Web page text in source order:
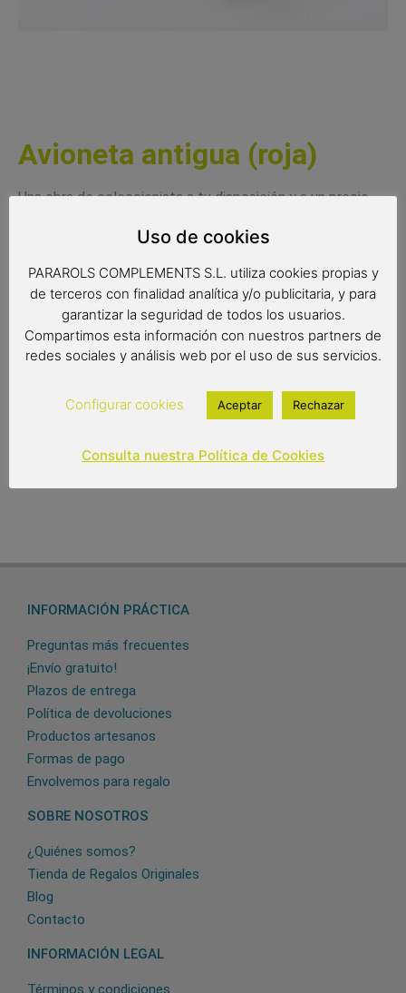
Avioneta antigua (roja)
Una obra de coleccionista a tu disposición y a un precio
estas fantásticas avionetas.
Disponible en tres colores diferentes.
Medidas:
17x16x8 cms
8,00€
INFORMACIÓN PRÁCTICA
Preguntas más frecuentes
¡Envío gratuito!
Plazos de entrega
Política de devoluciones
Productos artesanos
Formas de pago
Envolvemos para regalo
SOBRE NOSOTROS
¿Quiénes somos?
Tienda de Regalos Originales
Blog
Contacto
INFORMACIÓN LEGAL
Términos y condiciones
Uso de cookies
PARAROLS COMPLEMENTS S.L. utiliza cookies propias y
de terceros con finalidad analítica y/o publicitaria, y para
garantizar la seguridad de todos los usuarios.
Compartimos esta información con nuestros partners de
redes sociales y análisis web por el uso de sus servicios.
Configurar cookies Aceptar Rechazar
Consulta nuestra Política de Cookies